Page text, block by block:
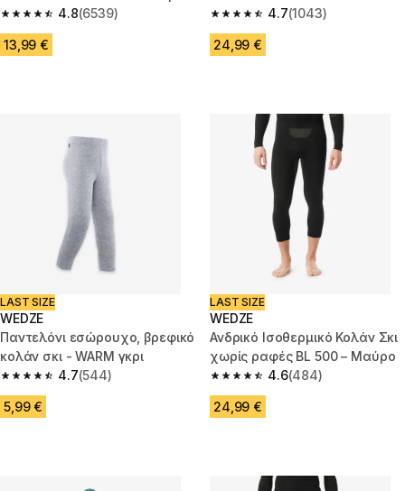
4.8
4.8 out of 5 stars from 6539 reviews
(6539)
13,99 €
4.7
4.7 out of 5 stars from 1043
(1043)
24,99 €
LAST SIZE
WEDZE
Παντελόνι εσώρουχο, βρεφικό
κολάν σκι - WARM γκρι
4.7
4.7 out of 5 stars from 544 reviews
(544)
5,99 €
LAST SIZE
WEDZE
Ανδρικό Ισοθερμικό Κολάν Σκι
χωρίς ραφές BL 500 – Μαύρο
4.6
4.6 out of 5 stars from 484
(484)
24,99 €